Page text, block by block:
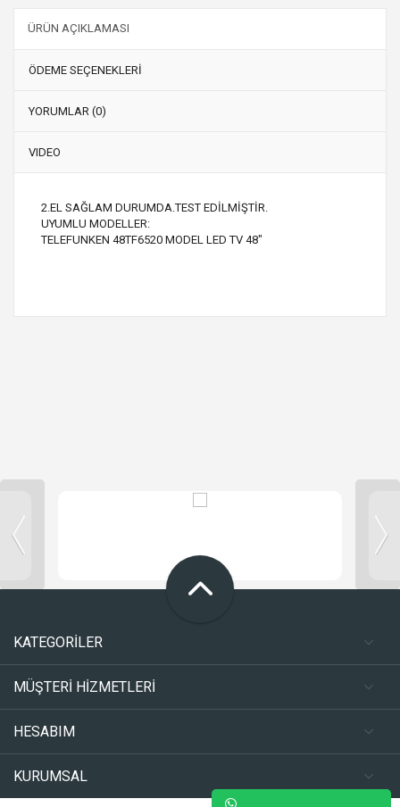
ÜRÜN AÇIKLAMASI
ÖDEME SEÇENEKLERİ
YORUMLAR (0)
VIDEO
2.EL SAĞLAM DURUMDA.TEST EDİLMİŞTİR.
UYUMLU MODELLER:
TELEFUNKEN 48TF6520 MODEL LED TV 48"
KATEGORİLER
MÜŞTERİ HİZMETLERİ
HESABIM
KURUMSAL